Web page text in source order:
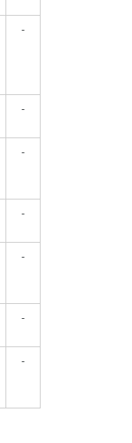
-
-
-
-
-
-
-